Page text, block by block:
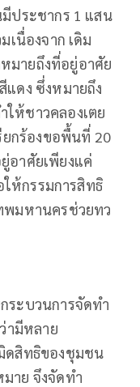
ประชากร 1 แสน
เนื่องจาก เดิม
มายถึงที่อยู่อาศัย
แดง ซึ่งหมายถึง
ห้ชาวคลองเตย
ยกร้องขอพื้นที่ 20
อาศัยเพียงแค่
ให้กรรมการสิทธิ
พมหานครช่วยทว
ระบวนการจัดทำ
ามีหลาย
ดสิทธิของชุมชน
าย จึงจัดทำ